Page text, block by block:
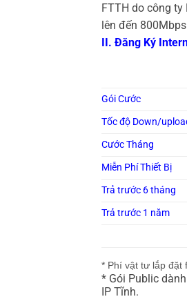
FTTH do công
lên đến
II. Đăng Ký
Gói Cước
Tốc độ Down/
Cước Tháng
Miễn Phí Thiết Bị
Trả trước 6 tháng
Trả trước 1 năm
* Phí vật tư lắp đặt
* Gói Public
IP Tĩnh.